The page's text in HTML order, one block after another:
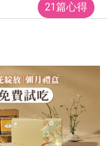
21篇心得